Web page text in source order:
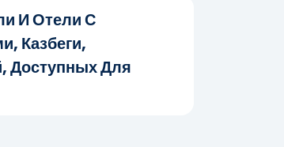
И Отели С
Казбеги,
Доступных Для